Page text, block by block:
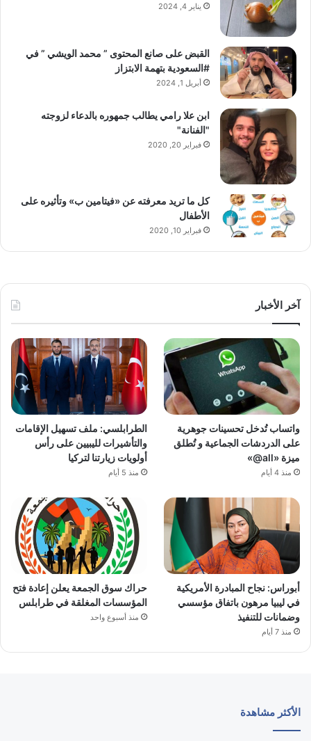
يناير 4, 2024
القبض على صانع المحتوى ” محمد الويشي ” في
#السعودية بتهمة الابتزاز
أبريل 1, 2024
ابن علا رامي يطالب جمهوره بالدعاء لزوجته
"الفنانة"
فبراير 20, 2020
كل ما تريد معرفته عن «فيتامين ب» وتأثيره على
الأطفال
فبراير 10, 2020
آخر الأخبار
واتساب تُدخل تحسينات جوهرية
على الدردشات الجماعية و تُطلق
ميزة «all@»
منذ 4 أيام
الطرابلسي: ملف تسهيل الإقامات
والتأشيرات لليبيين على رأس
أولويات زيارتنا لتركيا
منذ 5 أيام
أبوراس: نجاح المبادرة الأمريكية
في ليبيا مرهون باتفاق مؤسسي
وضمانات للتنفيذ
منذ 7 أيام
حراك سوق الجمعة يعلن إعادة فتح
المؤسسات المغلقة في طرابلس
منذ أسبوع واحد
الأكثر مشاهدة